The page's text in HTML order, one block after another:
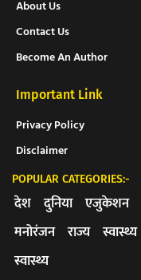
About Us
Contact Us
Become An Author
Important Link
Privacy Policy
Disclaimer
POPULAR CATEGORIES:-
देश दुनिया एजुकेशन
मनोरंजन राज्य स्वास्थ्य
स्वास्थ्य